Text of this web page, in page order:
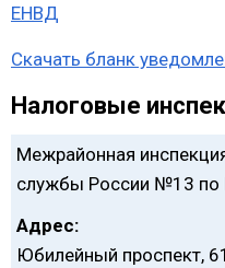
ЕНВД
Скачать бланк
Налоговые
Межрайонная
службы России №13 по
Адрес:
Юбилейный проспект, 61